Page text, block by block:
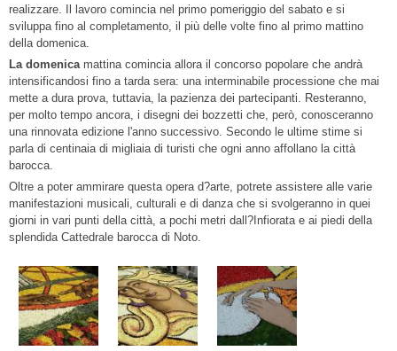
realizzare. Il lavoro comincia nel primo pomeriggio del sabato e si
sviluppa fino al completamento, il più delle volte fino al primo mattino
della domenica.
La domenicamattina comincia allora il concorso popolare che andrà
intensificandosi fino a tarda sera: una interminabile processione che mai
mette a dura prova, tuttavia, la pazienza dei partecipanti. Resteranno,
per molto tempo ancora, i disegni dei bozzetti che, però, conosceranno
una rinnovata edizione l'anno successivo. Secondo le ultime stime si
parla di centinaia di migliaia di turisti che ogni anno affollano la città
barocca.
Oltre a poter ammirare questa opera d?arte, potrete assistere alle varie
manifestazioni musicali, culturali e di danza che si svolgeranno in quei
giorni in vari punti della città, a pochi metri dall?Infiorata e ai piedi della
splendida Cattedrale barocca di Noto.